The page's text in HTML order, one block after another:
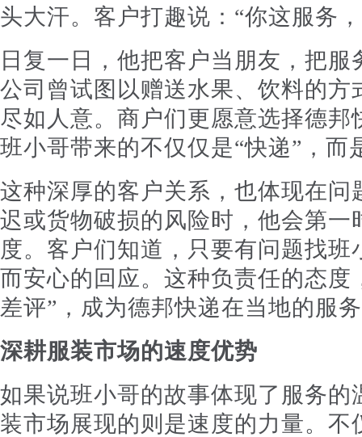
头大汗。客户打趣说：“你这服务
日复一日，他把客户当朋友，把
公司曾试图以赠送水果、饮料的
尽如人意。商户们更愿意选择德
班小哥带来的不仅仅是“快递”，而
这种深厚的客户关系，也体现在
迟或货物破损的风险时，他会第
度。客户们知道，只要有问题找
而安心的回应。这种负责任的态度
差评”，成为德邦快递在当地的服
深耕服装市场的速度优势
如果说班小哥的故事体现了服务
装市场展现的则是速度的力量。